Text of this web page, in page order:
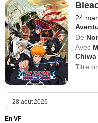
24
De
Avec
Chiwa
Titre
En VF